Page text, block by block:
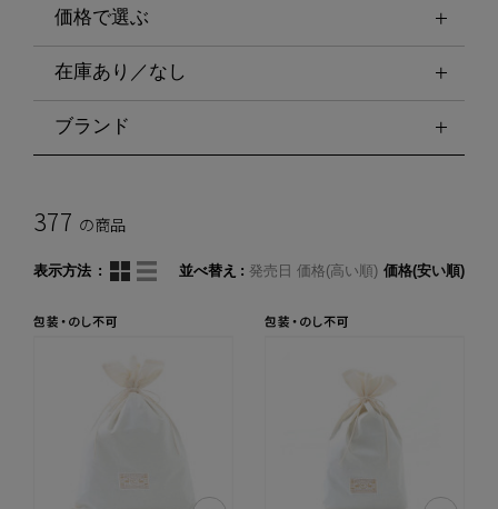
価格で選ぶ
在庫あり／なし
ブランド
377 の商品
表示方法 並べ替え 発売日 価格(高い順) 価格(安い順)